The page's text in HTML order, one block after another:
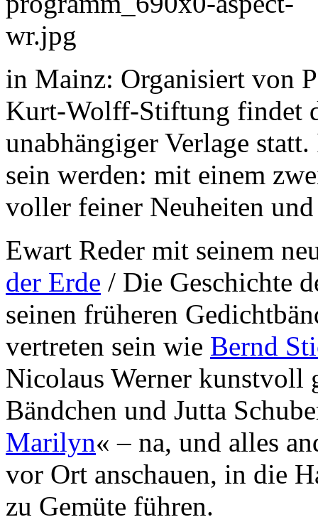
in Mainz: Organisiert von
Kurt-Wolff-Stiftung findet
unabhängiger Verlage
sein werden: mit einem
voller feiner Neuheiten
Ewart Reder mit seinem
der Erde / Die Geschichte
seinen früheren
vertreten sein wie Bernd
Nicolaus Werner kunstvoll
Bändchen und Jutta
Marilyn« – na, und alles
vor Ort anschauen, in die
zu Gemüte führen.